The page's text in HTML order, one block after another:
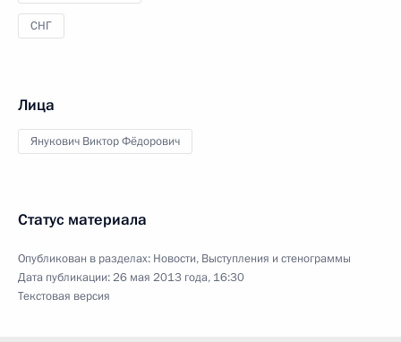
СНГ
Лица
Янукович Виктор Фёдорович
Статус материала
Опубликован в разделах: Новости, Выступления и стенограммы
Дата публикации:26 мая 2013 года, 16:30
Текстовая версия